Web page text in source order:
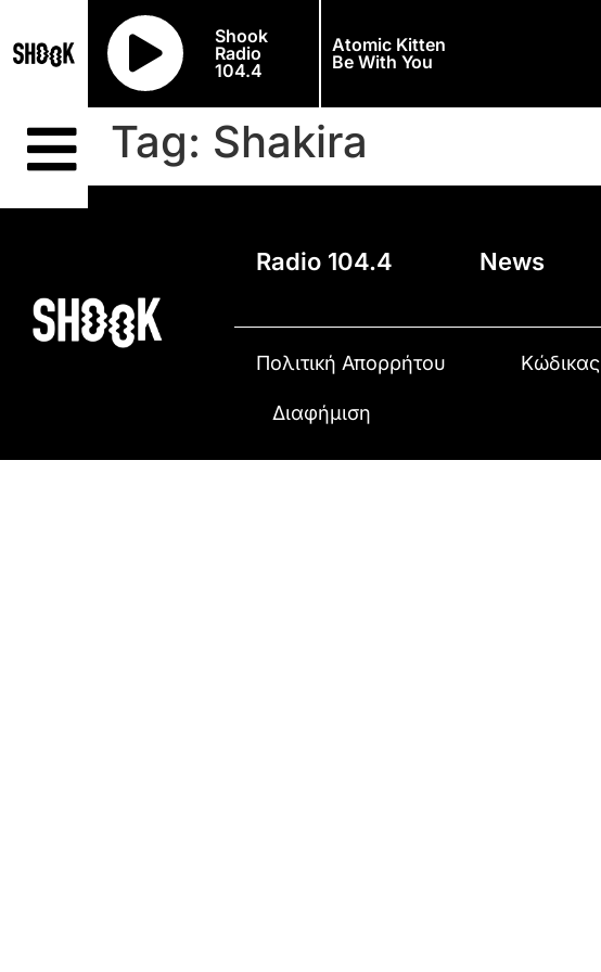
Shook
Radio
104.4
Atomic Kitten
Be With You
Tag: Shakira
Radio 104.4 News
Πολιτική Απορρήτου
Διαφήμιση